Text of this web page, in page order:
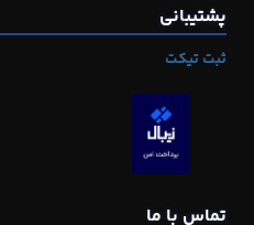
پشتیبانی
ثبت تیکت
تماس با ما